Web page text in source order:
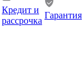
Кредит и
рассрочка
Гарантия